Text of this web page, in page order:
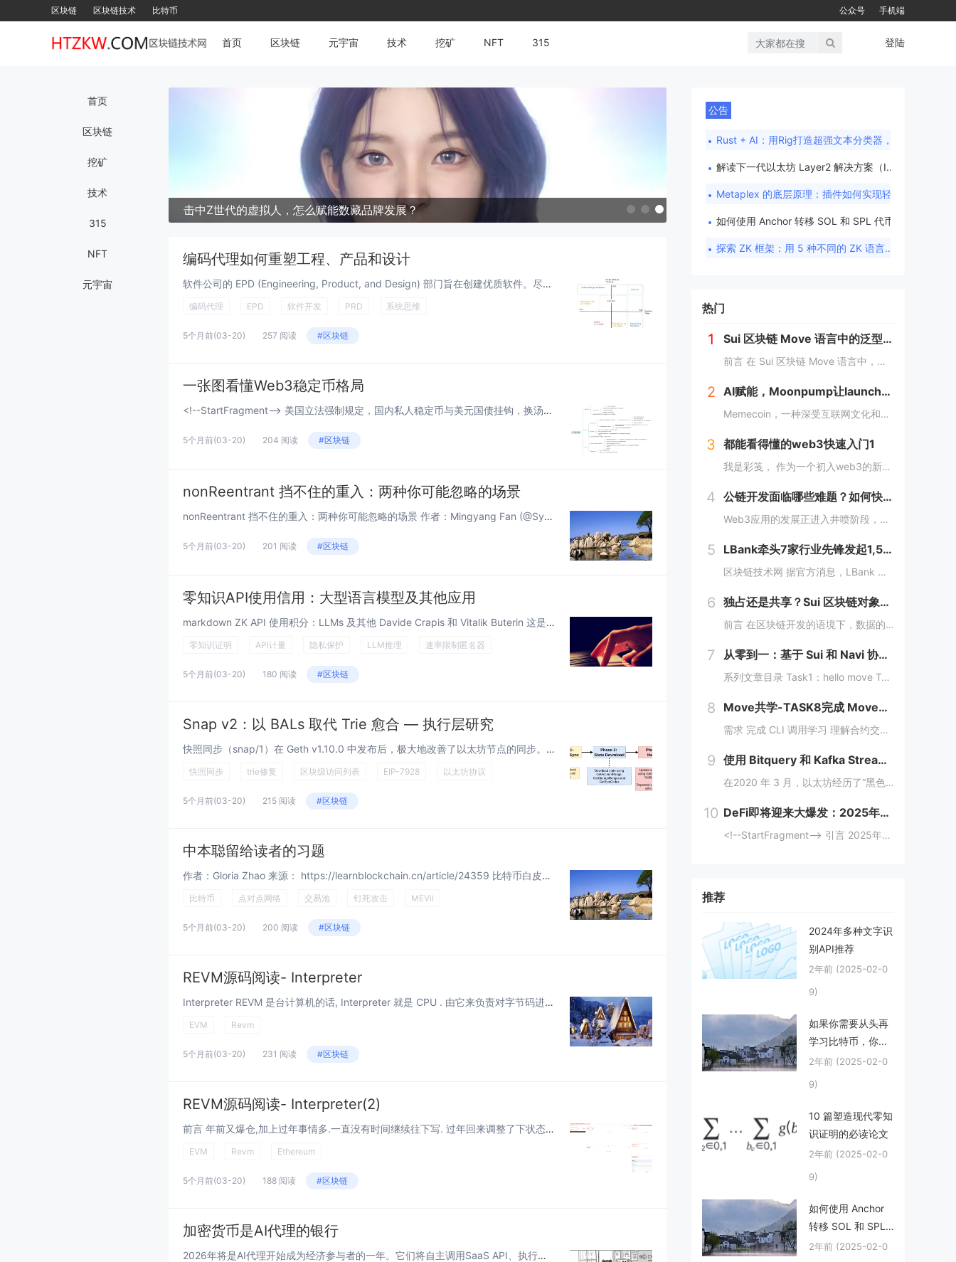
区块链 区块链技术 比特币 公众号 手机端
首页 区块链 元宇宙 技术 挖矿 NFT 315 登陆
首页
区块链
挖矿
技术
315
NFT
元宇宙
击中Z世代的虚拟人，怎么赋能数藏品牌发展？
编码代理如何重塑工程、产品和设计
软件公司的 EPD (Engineering, Product, and Design) 部门旨在创建优质软件。尽管存在不同的角色，但最终目标是开发出能解决业务问题并可供用户使用的功能性软件。归根结底，这只是一堆代码。认识到 EPD 作...
编码代理 EPD 软件开发 PRD 系统思维
5个月前(03-20) 257 阅读 #区块链
一张图看懂Web3稳定币格局
<!--StartFragment--> 美国立法强制规定，国内私人稳定币与美元国债挂钩，换汤不换药，背书美元货币霸权。 欧盟，新加坡在美国私人稳定币框架玩法内维护国家货币主权。 中国应对： 1.2026年初全面叫停人民币...
5个月前(03-20) 204 阅读 #区块链
nonReentrant 挡不住的重入：两种你可能忽略的场景
nonReentrant 挡不住的重入：两种你可能忽略的场景 作者：Mingyang Fan (@SymmaTe) 发布时间：2026-03 在审计智能合约的过程中，我发现一个很普遍的误区：很多开发者看到合约加了 nonR...
5个月前(03-20) 201 阅读 #区块链
零知识API使用信用：大型语言模型及其他应用
markdown ZK API 使用积分：LLMs 及其他 Davide Crapis 和 Vitalik Buterin 这是 v2 版——与 v1 版 相比，它将客户端的退款票据列表替换为服务器签名的同态退款运行总额，因此用户不再...
零知识证明 API计量 隐私保护 LLM推理 速率限制匿名器
5个月前(03-20) 180 阅读 #区块链
Snap v2：以 BALs 取代 Trie 愈合 — 执行层研究
快照同步（snap/1）在 Geth v1.10.0 中发布后，极大地改善了以太坊节点的同步。但它有一个众所周知的阿喀琉斯之踵：trie 修复阶段，这是一个迭代过程，同步节点在此阶段一次一个 trie 节点地发现并修复状态不一致性。这个阶段...
快照同步 trie修复 区块级访问列表 EIP-7928 以太坊协议
5个月前(03-20) 215 阅读 #区块链
中本聪留给读者的习题
作者：Gloria Zhao 来源： https://learnblockchain.cn/article/24359 比特币白皮书对比特币的核心特性的说明非常清楚：它是免许可的。世界上的任何人，只要加入这个点对点网络并广播...
比特币 点对点网络 交易池 钉死攻击 MEVil
5个月前(03-20) 200 阅读 #区块链
REVM源码阅读- Interpreter
Interpreter REVM 是台计算机的话, Interpreter 就是 CPU . 由它来负责对字节码进行解释执行,完成本次交易想要实现的目的. 前面的内容最多算准备工作,提供 Interpreter 执行所需要的内容. 理解了...
EVM Revm
5个月前(03-20) 231 阅读 #区块链
REVM源码阅读- Interpreter(2)
前言 年前又爆仓,加上过年事情多.一直没有时间继续往下写. 过年回来调整了下状态,也为了爆仓后重新找份工作,接着写完这篇. 上一篇介绍了 Interpreter 的成员属性.这一篇写执行流程和Opcode. 为了配合这篇文章,写了个简单...
EVM Revm Ethereum
5个月前(03-20) 188 阅读 #区块链
加密货币是AI代理的银行
2026年将是AI代理开始成为经济参与者的一年。它们将自主调用SaaS API、执行交易、购买云计算资源并串联工作流。正如人类需要信用卡作为“银行轨道”在现实世界中进行交易一样，代理也需要一个银行——我主张这个银行将基于稳定币。 这个...
公告
Rust + AI：用Rig打造超强文本分类器，轻松搞定情感分析与新闻分类！
解读下一代以太坊 Layer2 解决方案（I）：Based Rollups
Metaplex 的底层原理：插件如何实现轻量级、细粒度的状态管理
如何使用 Anchor 转移 SOL 和 SPL 代币
探索 ZK 框架：用 5 种不同的 ZK 语言实现的 Mastermind 游戏
热门
1 Sui 区块链 Move 语言中的泛型详解
前言 在 Sui 区块链 Move 语言中，泛型（Generic）是一个强大的工具，它允许开发者在编写代码时进行类型或属性的抽象替代。这种抽象极大地提高了代码的灵活性，减少了重复逻辑，并提升了代码的可扩展性。本文将深入探讨 Move 中的...
2 AI赋能，Moonpump让launch先人一步
Memecoin，一种深受互联网文化和幽默所启发的加密货币，近段时间在加密市场中掀起了"meme热“。 只需在社交网络上稍微浏览，就会发现各种meme（迷因），让整个页面变得活泼有趣。这些迷因通过嘲讽和揶揄的方式，轻松地对一些严肃话题进行调...
3 都能看得懂的web3快速入门1
我是彩笺， 作为一个初入web3的新人，在探索阶段发现很多概念、工具都需要花费一定的时间和精力，才能了解到其在web3中所代表的含义。 概念上；像是去中心化、区块链、智能合约... 工具上：钱包、私钥、跨链桥... 在看到web3相...
4 公链开发面临哪些难题？如何快速构建一条区块链？
Web3应用的发展正进入井喷阶段，各大赛道应用项目层出不穷，同时公链赛道也在稳步增长，据Coingecko数据显示，目前收录的L1和L2项目已经超过7000个，这里面不仅有做基础设施的L1，还有许多专注于业务的应用链。公链的发展已不局限于基...
5 LBank牵头7家行业先锋发起1,500万美元DEXX捐赠计划
区块链技术网 据官方消息，LBank 联合 MEXC Ventures、HashKey Capital、SevenX Ventures、Mask Network 等共同发起了对 DEXX 的 1,500 万美元捐赠计划，该计划将为...
6 独占还是共享？Sui 区块链对象所有权的六种管理方式全解析
前言 在区块链开发的语境下，数据的存储和管理方式至关重要。而 Move 语言作为一种专为区块链设计的编程语言，以其灵活的语法和强大的能力系统，成为 Sui 区块链的核心语言。本文将围绕 Move 语言中的结构体展开，解析其在 Sui 区块...
7 从零到一：基于 Sui 和 Navi 协议的 PTB 应用开发教程
系列文章目录 Task1：hello move Task2：move coin Task3：move nft Task4：move game Task5：move swap Task6：sdk ptb 更多精彩内容，敬请期待！️...
8 Move共学-TASK8完成 MoveCTF Lets Move挑战
需求 完成 CLI 调用学习 理解合约交互传值 完成 Move CTF Lets Move 一、任务指南 合约部署地址: 0x097a3833b6b5c62ca6ad10f0509dffdadff7ce31e1...
9 使用 Bitquery 和 Kafka Streams 分析加密支付
在2020 年 3 月，以太坊经历了“黑色星期四”崩盘，数以千计的 DeFi（去中心化金融）清算被同时触发，导致网络费用从 20 gwei 飙升至 200 gwei 以上。那些能够监控并对内存池数据做出反应的人幸存下来，而那些无法做到的人则...
10 DeFi即将迎来大爆发：2025年金融变革的背后逻辑与机会
<!--StartFragment--> 引言 2025年，去中心化金融（DeFi）可能迎来一个重要的爆发时期。根据近期的新闻热点，多个因素正在推动这一趋势的到来。首先，美国政府计划建立比特币战略储备，并配合发行ETF等债务...
推荐
2024年多种文字识
别API推荐
2年前 (2025-02-0
9)
如果你需要从头再
学习比特币，你会
怎么学？
2年前 (2025-02-0
9)
10 篇塑造现代零知
识证明的必读论文
2年前 (2025-02-0
9)
如何使用 Anchor
转移 SOL 和 SPL
代币
2年前 (2025-02-0